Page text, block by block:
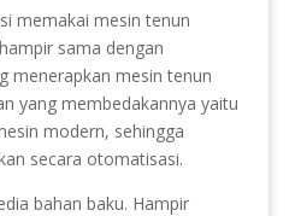
memakai mesin tenun
sama dengan
menerapkan mesin tenun
yang membedakannya yaitu
modern, sehingga
secara otomatisasi.
bahan baku. Hampir